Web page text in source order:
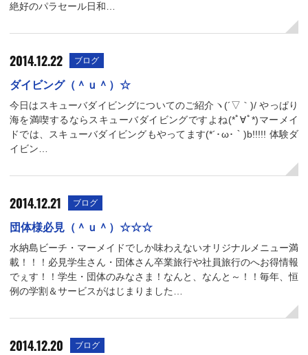
絶好のパラセール日和…
2014.12.22 ブログ
ダイビング（＾ｕ＾）☆
今日はスキューバダイビングについてのご紹介ヽ(´▽｀)/ やっぱり
海を満喫するならスキューバダイビングですよね(*ﾟ∀ﾟ*)マーメイ
ドでは、スキューバダイビングもやってます(*´･ω･｀)b!!!!! 体験ダ
イビン…
2014.12.21 ブログ
団体様必見（＾ｕ＾）☆☆☆
水納島ビーチ・マーメイドでしか味わえないオリジナルメニュー満
載！！！必見学生さん・団体さん卒業旅行や社員旅行のへお得情報
でぇす！！学生・団体のみなさま！なんと、なんと～！！毎年、恒
例の学割＆サービスがはじまりました…
2014.12.20 ブログ